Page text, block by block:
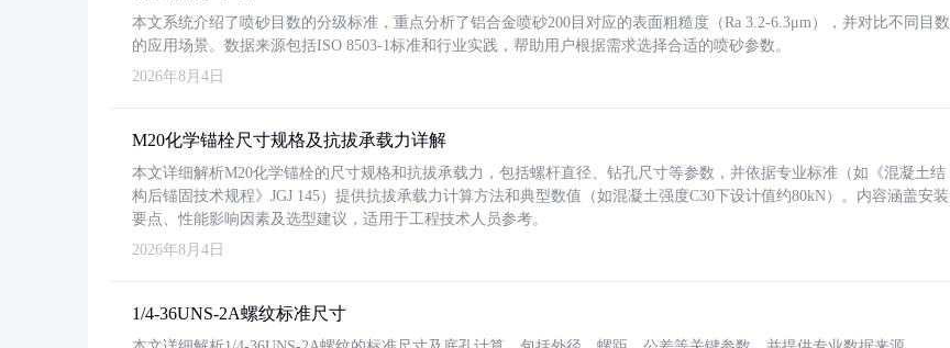
本文系统介绍了喷砂目数的分级标准，重点分析了铝合金喷砂200目对应的表面粗糙度（Ra 3.2-6.3μm），并对比不同目数
的应用场景。数据来源包括ISO 8503-1标准和行业实践，帮助用户根据需求选择合适的喷砂参数。
2026年8月4日
M20化学锚栓尺寸规格及抗拔承载力详解
本文详细解析M20化学锚栓的尺寸规格和抗拔承载力，包括螺杆直径、钻孔尺寸等参数，并依据专业标准（如《混凝土结
构后锚固技术规程》JGJ 145）提供抗拔承载力计算方法和典型数值（如混凝土强度C30下设计值约80kN）。内容涵盖安装
要点、性能影响因素及选型建议，适用于工程技术人员参考。
2026年8月4日
1/4-36UNS-2A螺纹标准尺寸